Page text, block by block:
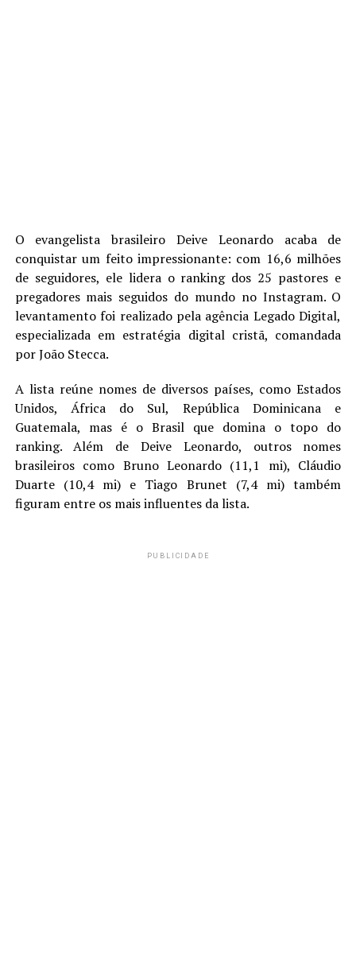
O evangelista brasileiro Deive Leonardo acaba de
conquistar um feito impressionante: com 16,6 milhões
de seguidores, ele lidera o ranking dos 25 pastores e
pregadores mais seguidos do mundo no Instagram. O
levantamento foi realizado pela agência Legado Digital,
especializada em estratégia digital cristã, comandada
por João Stecca.
A lista reúne nomes de diversos países, como Estados
Unidos, África do Sul, República Dominicana e
Guatemala, mas é o Brasil que domina o topo do
ranking. Além de Deive Leonardo, outros nomes
brasileiros como Bruno Leonardo (11,1 mi), Cláudio
Duarte (10,4 mi) e Tiago Brunet (7,4 mi) também
figuram entre os mais influentes da lista.
PUBLICIDADE